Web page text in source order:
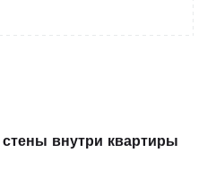
внутри квартиры